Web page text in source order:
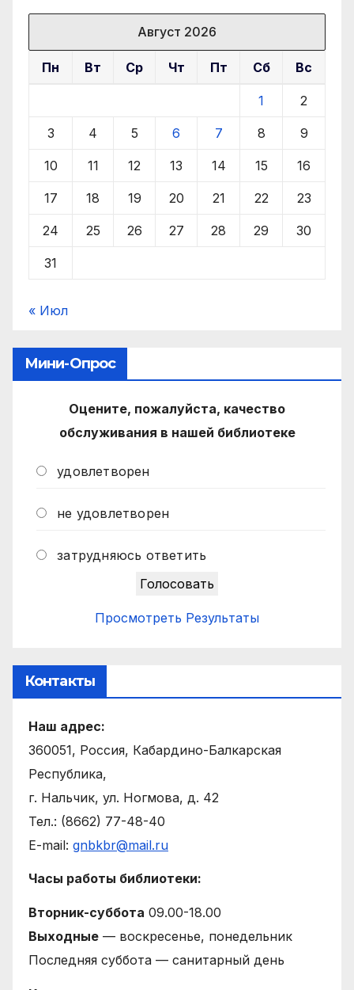
Август 2026
Пн Вт Ср Чт Пт Сб Вс
1 2
3 4 5 6 7 8 9
10 11 12 13 14 15 16
17 18 19 20 21 22 23
24 25 26 27 28 29 30
31
« Июл
Мини-Опрос
Оцените, пожалуйста, качество
обслуживания в нашей библиотеке
удовлетворен
не удовлетворен
затрудняюсь ответить
Просмотреть Результаты
Контакты
Наш адрес:
360051, Россия, Кабардино-Балкарская
Республика,
г. Нальчик, ул. Ногмова, д. 42
Тел.: (8662) 77-48-40
E-mail: gnbkbr@mail.ru
Часы работы библиотеки:
Вторник-суббота 09.00-18.00
Выходные — воскресенье, понедельник
Последняя суббота — санитарный день